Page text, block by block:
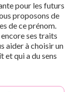
pour les futurs
proposons de
de ce prénom.
ses traits
aider à choisir un
et qui a du sens